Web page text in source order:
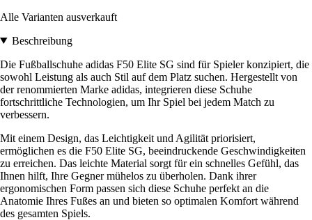
Alle Varianten ausverkauft
Beschreibung
Die Fußballschuhe adidas F50 Elite SG sind für Spieler konzipiert, die
sowohl Leistung als auch Stil auf dem Platz suchen. Hergestellt von
der renommierten Marke adidas, integrieren diese Schuhe
fortschrittliche Technologien, um Ihr Spiel bei jedem Match zu
verbessern.
Mit einem Design, das Leichtigkeit und Agilität priorisiert,
ermöglichen es die F50 Elite SG, beeindruckende Geschwindigkeiten
zu erreichen. Das leichte Material sorgt für ein schnelles Gefühl, das
Ihnen hilft, Ihre Gegner mühelos zu überholen. Dank ihrer
ergonomischen Form passen sich diese Schuhe perfekt an die
Anatomie Ihres Fußes an und bieten so optimalen Komfort während
des gesamten Spiels.